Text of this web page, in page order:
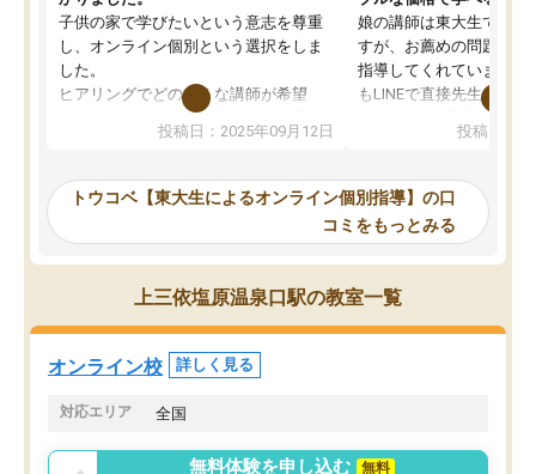
子供の家で学びたいという意志を尊重
し、オンライン個別という選択をしま
した。
ヒアリングでどのような講師が希望
か、オプションは付帯するかなど選ぶ
事が出来ました。
ーティングを行い、その講師で良いか
見てから講師を決定する事ができま
す。
うちの子は、初回面談の講師の方で決
定しました。
オンラインツールを使用した単語帳の
共有があり宿題もそちらで出される形
でした。
言う事で講師変更の申し出があり、あ
投稿日：2025年09月12日
娘の講師は東大生では無
すが、お薦めの問題集や
指導してくれています。
もLINEで直接先生に質問
めれるので、個人に合
いなのがあり(有料)、受
ことをどんなスケジュー
くか相談したのですが、
ち期待したものではなく
内容でした。それでも明
やる気も出ましたし、苦
くなってきたようなので
投稿日：
トウコベ【東大生によるオンライン個別指導】の口
コミをもっとみる
上三依塩原温泉口駅の教室一覧
オンライン校 詳しく見る
対応エリア 全国
無料体験を申し込む
無料